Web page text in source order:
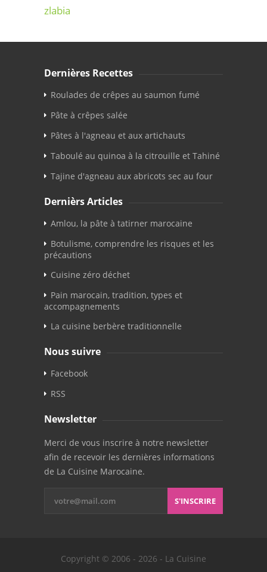
zlabia
Dernières Recettes
Roulades de crêpes au saumon fumé
Pâte à crêpes salée
Pâtes à l'agneau et aux artichauts
Taboulé au quinoa à la citrouille et Tahiné
Tajine d'agneau aux abricots sec au four
Dernièrs Articles
Amlou, la pâte à tatirner marocaine
Botulisme, comprendre les risques et les
précautions
Cuisine zéro déchet
Pain marocain, tradition, types et
accompagnements
La cuisine berbère traditionnelle
Nous suivre
Facebook
RSS
Newsletter
Merci de vous inscrire à notre newsletter
afin de recevoir les dernières informations
de La Cuisine Marocaine.
S'INSCRIRE
Copyright © 2006 - 2026 - La Cuisine